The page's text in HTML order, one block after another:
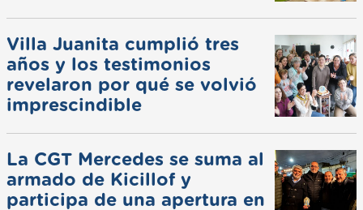
Villa Juanita cumplió tres
años y los testimonios
revelaron por qué se volvió
imprescindible
La CGT Mercedes se suma al
armado de Kicillof y
participa de una apertura en